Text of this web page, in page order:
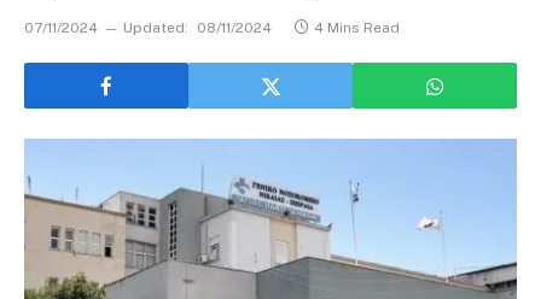
07/11/2024 Updated: 08/11/2024 4 Mins Read